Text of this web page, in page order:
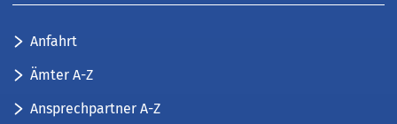
Anfahrt
Ämter A-Z
Ansprechpartner A-Z